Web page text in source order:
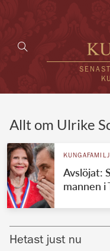
Allt om Ulrike
Avslöjat:
mannen i
Hetast just nu